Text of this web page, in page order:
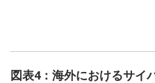
図表4：海外におけるサイ